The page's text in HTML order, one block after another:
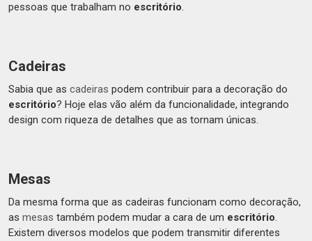
pessoas que trabalham no escritório.
Cadeiras
Sabia que as cadeiras podem contribuir para a decoração do
escritório? Hoje elas vão além da funcionalidade, integrando
design com riqueza de detalhes que as tornam únicas.
Mesas
Da mesma forma que as cadeiras funcionam como decoração,
as mesas também podem mudar a cara de um escritório.
Existem diversos modelos que podem transmitir diferentes